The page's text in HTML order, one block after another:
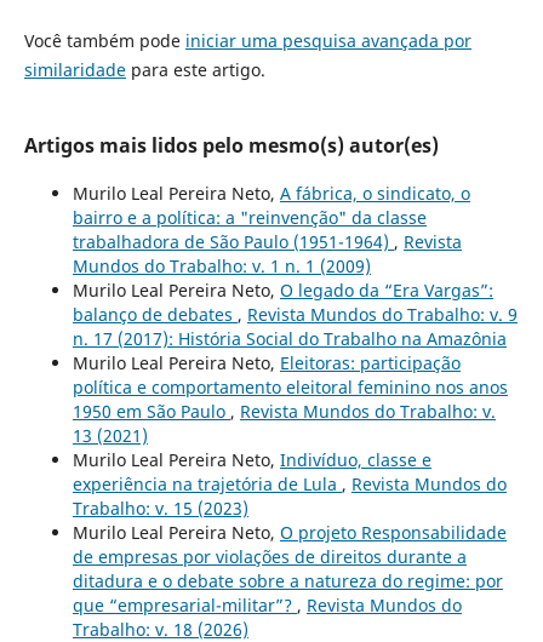
Você também pode iniciar uma pesquisa avançada por
similaridadepara este artigo.
Artigos mais lidos pelo mesmo(s) autor(es)
Murilo Leal Pereira Neto, A fábrica, o sindicato, o
bairro e a política: a "reinvenção" da classe
trabalhadora de São Paulo (1951-1964) , Revista
Mundos do Trabalho: v. 1 n. 1 (2009)
Murilo Leal Pereira Neto, O legado da “Era Vargas”:
balanço de debates , Revista Mundos do Trabalho: v. 9
n. 17 (2017): História Social do Trabalho na Amazônia
Murilo Leal Pereira Neto, Eleitoras: participação
política e comportamento eleitoral feminino nos anos
1950 em São Paulo , Revista Mundos do Trabalho: v.
13 (2021)
Murilo Leal Pereira Neto, Indivíduo, classe e
experiência na trajetória de Lula , Revista Mundos do
Trabalho: v. 15 (2023)
Murilo Leal Pereira Neto, O projeto Responsabilidade
de empresas por violações de direitos durante a
ditadura e o debate sobre a natureza do regime: por
que “empresarial-militar”? , Revista Mundos do
Trabalho: v. 18 (2026)